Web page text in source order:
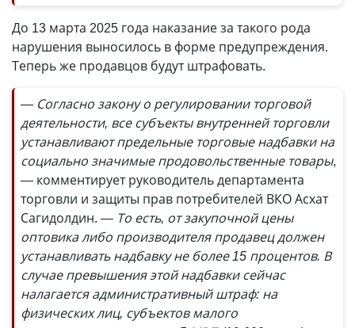
До 13 марта 2025 года наказание за такого рода
нарушения выносилось в форме предупреждения.
Теперь же продавцов будут штрафовать.
— Согласно закону о регулировании торговой
деятельности, все субъекты внутренней торговли
устанавливают предельные торговые надбавки на
социально значимые продовольственные товары,
— комментирует руководитель департамента
торговли и защиты прав потребителей ВКО Асхат
Сагидолдин. — То есть, от закупочной цены
оптовика либо производителя продавец должен
устанавливать надбавку не более 15 процентов. В
случае превышения этой надбавки сейчас
налагается административный штраф: на
физических лиц, субъектов малого